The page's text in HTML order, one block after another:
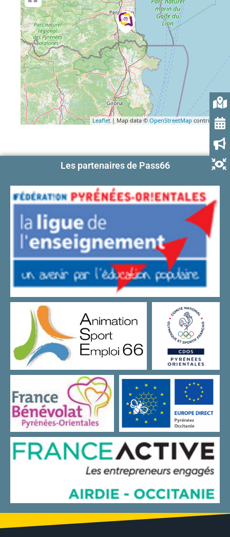
Leaflet| Map data © OpenStreetMap contributors
Les partenaires de Pass66